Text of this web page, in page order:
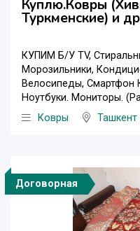
Куплю.Ковры
Туркменские) и
КУПИМ Б/У ТV,
Морозильники,
Велосипеды, Смартфон
Ноутбуки. Мониторы.
Ковры
Ташкент
Договорная